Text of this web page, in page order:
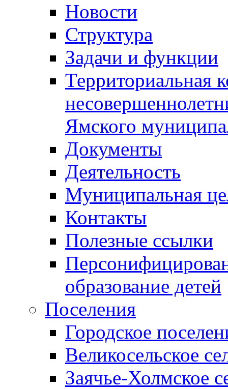
Новости
Структура
Задачи и функции
Территориальная
Ямского
Документы
Деятельность
Муниципальная
Контакты
Полезные ссылки
образование детей
Поселения
Городское
Великосельское
Заячье-Холмское